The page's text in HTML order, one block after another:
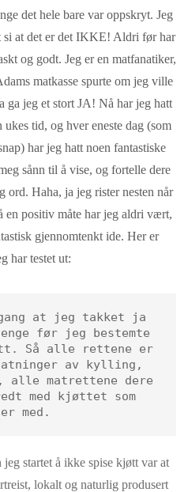
det hele bare var oppskryt. Jeg
si at det er det IKKE! Aldri før har
og godt. Jeg er en matfanatiker,
matkasse spurte om jeg ville
ga jeg et stort JA! Nå har jeg hatt
ukes tid, og hver eneste dag (som
har jeg hatt noen fantastiske
sånn til å vise, og fortelle dere
ord. Haha, ja jeg rister nesten når
en positiv måte har jeg aldri vært,
gjennomtenkt ide. Her er
har testet ut:
at jeg takket ja
før jeg bestemte
Så alle rettene er
av kylling,
matrettene dere
med kjøttet som
med.
jeg startet å ikke spise kjøtt var at
lokalt og naturlig produsert